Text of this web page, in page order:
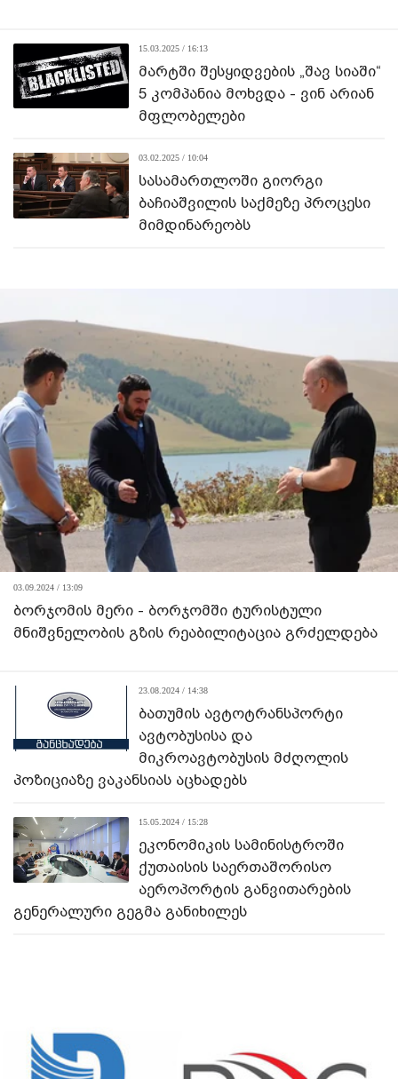
15.03.2025 / 16:13
მარტში შესყიდვების „შავ სიაში“
5 კომპანია მოხვდა - ვინ არიან
მფლობელები
03.02.2025 / 10:04
სასამართლოში გიორგი
ბაჩიაშვილის საქმეზე პროცესი
მიმდინარეობს
03.09.2024 / 13:09
ბორჯომის მერი - ბორჯომში ტურისტული
მნიშვნელობის გზის რეაბილიტაცია გრძელდება
23.08.2024 / 14:38
ბათუმის ავტოტრანსპორტი
ავტობუსისა და
მიკროავტობუსის მძღოლის
პოზიციაზე ვაკანსიას აცხადებს
15.05.2024 / 15:28
ეკონომიკის სამინისტროში
ქუთაისის საერთაშორისო
აეროპორტის განვითარების
გენერალური გეგმა განიხილეს